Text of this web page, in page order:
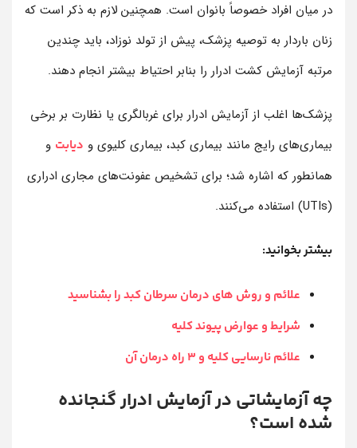
در میان افراد خصوصاً بانوان است. همچنین لازم به ذکر است که
زنان باردار به توصیه پزشک، پیش از تولد نوزاد، باید چندین
مرتبه آزمایش کشت ادرار را بنابر احتیاط بیشتر انجام دهند.
پزشک‌ها اغلب از آزمایش ادرار برای غربالگری یا نظارت بر برخی
بیماری‌های رایج مانند بیماری کبد، بیماری کلیوی و دیابت و
همانطور که اشاره شد؛ برای تشخیص عفونت‌های مجاری ادراری
(UTIs) استفاده می‌کنند.
بیشتر بخوانید:
علائم و روش های درمان سرطان کبد را بشناسید
شرایط و عوارض پیوند کلیه
علائم نارسایی کلیه و 3 راه درمان آن
چه آزمایشاتی در آزمایش ادرار گنجانده
شده است؟